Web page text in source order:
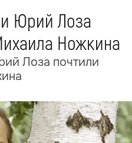
Юрий Лоза
Ножкина
Лоза почтили